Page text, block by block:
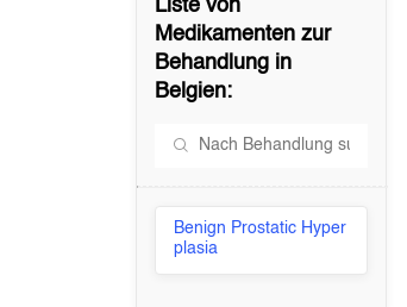
Liste von
Medikamenten zur
Behandlung in
Belgien:
Benign Prostatic Hyper
plasia